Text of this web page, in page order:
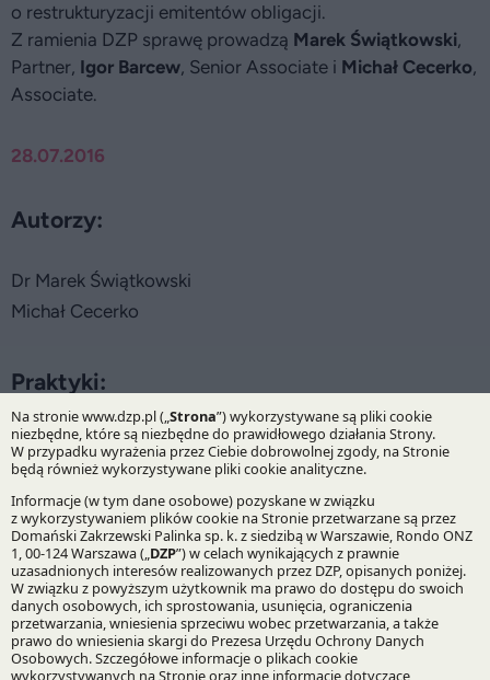
28.07.2016
Autorzy:
Dr Marek Świątkowski
Michał Cecerko
Praktyki:
Prawo Spółek, Fuzje i Przejęcia
Specjalizacje:
Fuzje, przejęcia i restrukturyzacje
o restrukturyzacji emitentów obligacji.
Z ramienia DZP sprawę prowadzą Marek Świątkowski,
Partner, Igor Barcew, Senior Associate i Michał Cecerko,
Associate.